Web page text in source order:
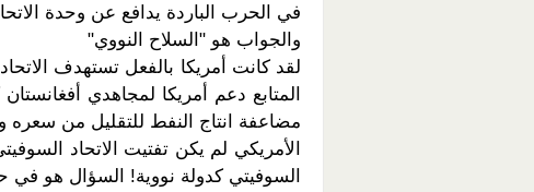
في الحرب الباردة يدافع عن وحدة
والجواب هو "السلاح النووي"
لقد كانت أمريكا بالفعل تستهدف
المتابع دعم أمريكا لمجاهدي
مضاعفة انتاج النفط للتقليل من
الأمريكي لم يكن تفتيت الاتحاد
السوفيتي كدولة نووية! السؤال هو